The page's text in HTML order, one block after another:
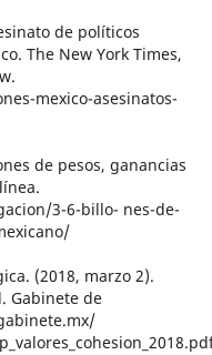
de políticos
The New York Times,
mexico-asesinatos-
de pesos, ganancias
3-6-billo- nes-de-
(2018, marzo 2).
Gabinete de